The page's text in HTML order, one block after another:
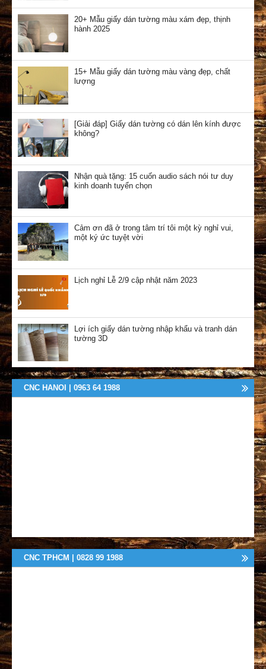
20+ Mẫu giấy dán tường màu xám đẹp, thịnh
hành 2025
15+ Mẫu giấy dán tường màu vàng đẹp, chất
lượng
[Giải đáp] Giấy dán tường có dán lên kính được
không?
Nhận quà tặng: 15 cuốn audio sách nói tư duy
kinh doanh tuyển chọn
Cảm ơn đã ở trong tâm trí tôi một kỳ nghỉ vui,
một ký ức tuyệt vời
Lịch nghỉ Lễ 2/9 cập nhật năm 2023
Lợi ích giấy dán tường nhập khẩu và tranh dán
tường 3D
CNC HANOI | 0963 64 1988
CNC TPHCM | 0828 99 1988